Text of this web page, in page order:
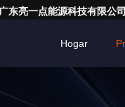
亮一点能源科技有限公司
Hogar